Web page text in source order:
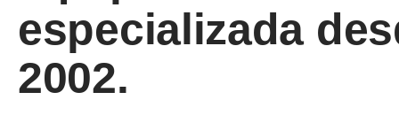
especializada
2002.